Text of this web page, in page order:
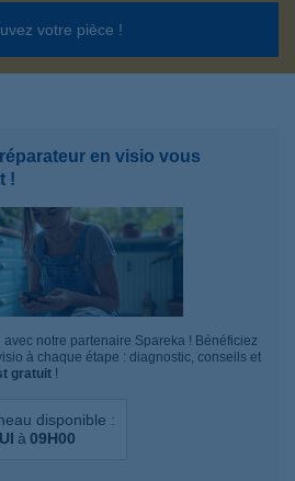
votre pièce !
en visio vous
!
notre partenaire Spareka ! Bénéficiez
à chaque étape : diagnostic, conseils et
gratuit !
disponible :
à 09H00